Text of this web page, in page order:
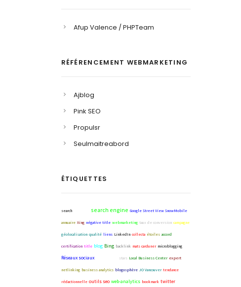
Afup Valence / PHPTeam
RÉFÉRENCEMENT WEBMARKETING
Ajblog
Pink SEO
Propulsr
Seulmaitreabord
ÉTIQUETTES
search search engine Google Street View SnowMobile
annuaire Xing négative title webmarketing taux de conversion campagne
géolocalisation qualité liens LinkedIn collecta étoiles accord
certification title blog Bing backlink mats carduner microblogging
Réseaux sociaux stars Local Business Center expert
netlinking business analytics blogosphère JO Vancouver tendance
rédactionnelle outils seo web-analytics bookmark twitter